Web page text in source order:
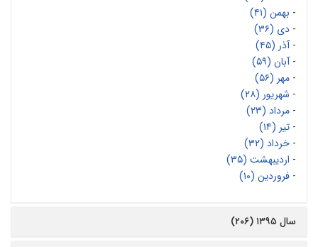
بهمن (۴۱)
دی (۳۶)
آذر (۴۵)
آبان (۵۹)
مهر (۵۶)
شهریور (۲۸)
مرداد (۲۳)
تیر (۱۴)
خرداد (۳۲)
اردیبهشت (۳۵)
فروردین (۱۰)
سال ۱۳۹۵ (۲۰۶)